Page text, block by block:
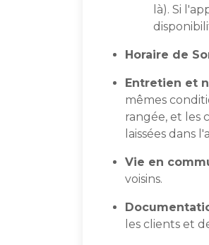
là). Si
Horaire de
Entretien et
mêmes
rangée, et les
laissées dans
Vie en
voisins.
les clients et